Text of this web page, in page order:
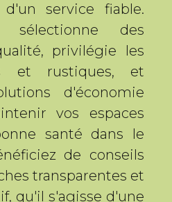
service fiable.
sélectionne des
privilégie les
et rustiques, et
d'économie
vos espaces
santé dans le
de conseils
transparentes et
qu'il s'agisse d'une